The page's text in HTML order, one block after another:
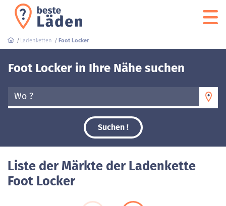
Ladenketten Foot Locker
Foot Locker in Ihre Nähe suchen
Wo ?
Suchen !
Liste der Märkte der Ladenkette
Foot Locker